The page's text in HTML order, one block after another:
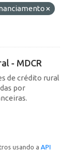
- MDCR
de crédito rural
por
usando a API